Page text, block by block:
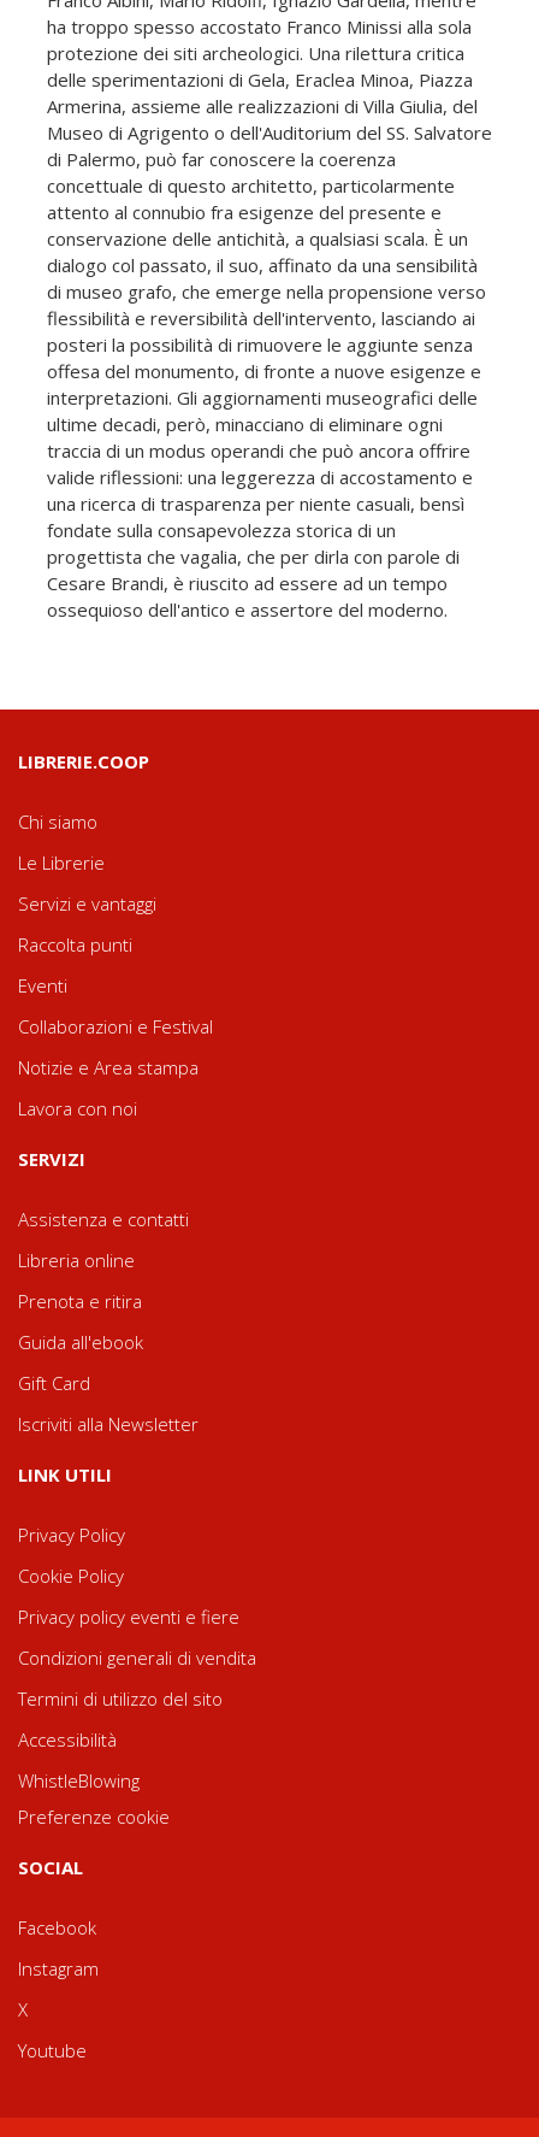
ha troppo spesso accostato Franco Minissi alla sola
protezione dei siti archeologici. Una rilettura critica
delle sperimentazioni di Gela, Eraclea Minoa, Piazza
Armerina, assieme alle realizzazioni di Villa Giulia, del
Museo di Agrigento o dell'Auditorium del SS. Salvatore
di Palermo, può far conoscere la coerenza
concettuale di questo architetto, particolarmente
attento al connubio fra esigenze del presente e
conservazione delle antichità, a qualsiasi scala. È un
dialogo col passato, il suo, affinato da una sensibilità
di museo grafo, che emerge nella propensione verso
flessibilità e reversibilità dell'intervento, lasciando ai
posteri la possibilità di rimuovere le aggiunte senza
offesa del monumento, di fronte a nuove esigenze e
interpretazioni. Gli aggiornamenti museografici delle
ultime decadi, però, minacciano di eliminare ogni
traccia di un modus operandi che può ancora offrire
valide riflessioni: una leggerezza di accostamento e
una ricerca di trasparenza per niente casuali, bensì
fondate sulla consapevolezza storica di un
progettista che vagalia, che per dirla con parole di
Cesare Brandi, è riuscito ad essere ad un tempo
ossequioso dell'antico e assertore del moderno.
LIBRERIE.COOP
Chi siamo
Le Librerie
Servizi e vantaggi
Raccolta punti
Eventi
Collaborazioni e Festival
Notizie e Area stampa
Lavora con noi
SERVIZI
Assistenza e contatti
Libreria online
Prenota e ritira
Guida all'ebook
Gift Card
Iscriviti alla Newsletter
LINK UTILI
Privacy Policy
Cookie Policy
Privacy policy eventi e fiere
Condizioni generali di vendita
Termini di utilizzo del sito
Accessibilità
WhistleBlowing
Preferenze cookie
SOCIAL
Facebook
Instagram
X
Youtube